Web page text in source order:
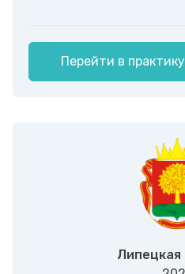
Перейти в практику
Липецкая